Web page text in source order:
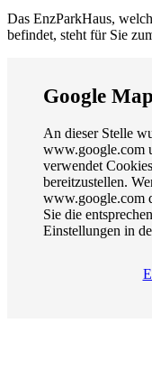
Das EnzParkHaus,
befindet, steht für Sie
Google
An dieser Stelle
www.google.com
verwendet
bereitzustellen.
www.google.com
Sie die
Einstellungen in